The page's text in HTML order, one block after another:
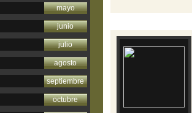
mayo
junio
julio
agosto
septiembre
octubre